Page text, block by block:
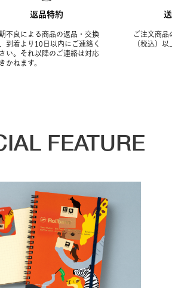
返品特約
不良による商品の返品・交換
到着より10日以内にご連絡く
い。それ以降のご連絡は対応
かねます。
ご注文商品
（税込）以
FEATURE